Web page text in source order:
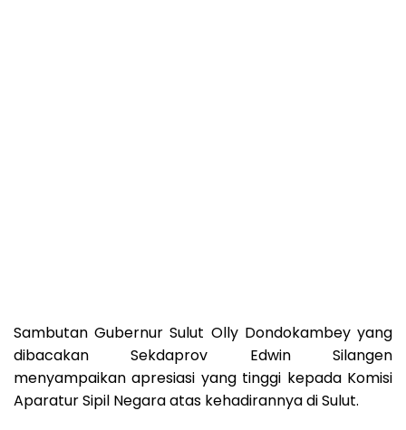
Sambutan Gubernur Sulut Olly Dondokambey yang
dibacakan Sekdaprov Edwin Silangen
menyampaikan apresiasi yang tinggi kepada Komisi
Aparatur Sipil Negara atas kehadirannya di Sulut.